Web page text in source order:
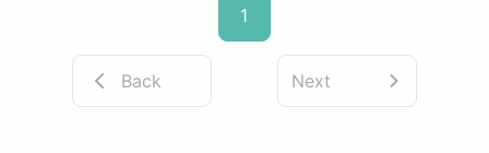
1
Back Next